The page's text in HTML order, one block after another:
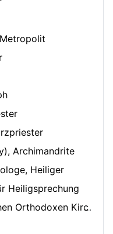
Archimandrite
Heiliger
Heiligsprechung
Orthodoxen Kirche